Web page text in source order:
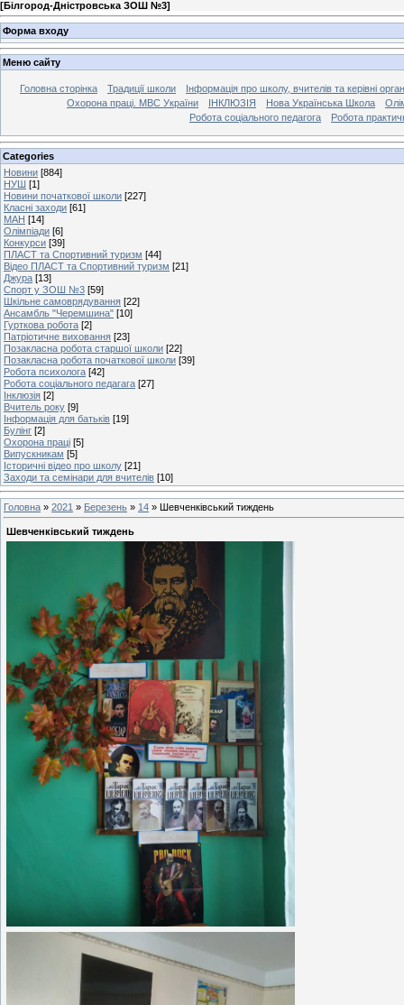
[Білгород-Дністровська ЗОШ №3]
Форма входу
Меню сайту
Головна сторінка Традиції школи
Інформація про школу, вчителів та керівні
Охорона праці. МВС України
ІНКЛЮЗІЯ Нова Українська Школа
Робота соціального педагога
Робота
Categories
Новини [884]
НУШ [1]
Новини початкової школи [227]
Класні заходи [61]
МАН [14]
Олімпіади [6]
Конкурси [39]
ПЛАСТ та Спортивний туризм [44]
Відео ПЛАСТ та Спортивний туризм [21]
Джура [13]
Спорт у ЗОШ №3 [59]
Шкільне самоврядування [22]
Ансамбль "Черемшина" [10]
Гурткова робота [2]
Патріотичне виховання [23]
Позакласна робота старшої школи [22]
Позакласна робота початкової школи [39]
Робота психолога [42]
Робота соціального педагага [27]
Інклюзія [2]
Вчитель року [9]
Інформація для батьків [19]
Булінг [2]
Охорона праці [5]
Випускникам [5]
Історичні відео про школу [21]
Заходи та семінари для вчителів [10]
Головна » 2021 » Березень » 14 » Шевченківський тиждень
Шевченківський тиждень